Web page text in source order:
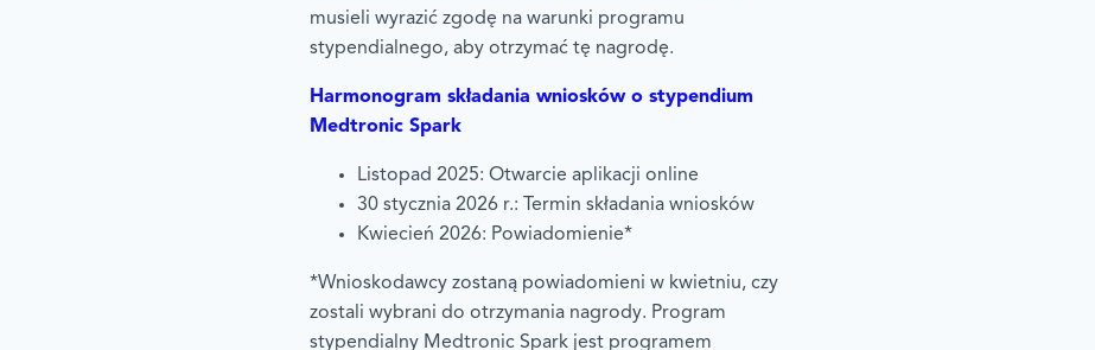
musieli wyrazić zgodę na warunki programu
stypendialnego, aby otrzymać tę nagrodę.
Harmonogram składania wniosków o stypendium
Medtronic Spark
Listopad 2025: Otwarcie aplikacji online
30 stycznia 2026 r.: Termin składania wniosków
Kwiecień 2026: Powiadomienie*
*Wnioskodawcy zostaną powiadomieni w kwietniu, czy
zostali wybrani do otrzymania nagrody. Program
stypendialny Medtronic Spark jest programem